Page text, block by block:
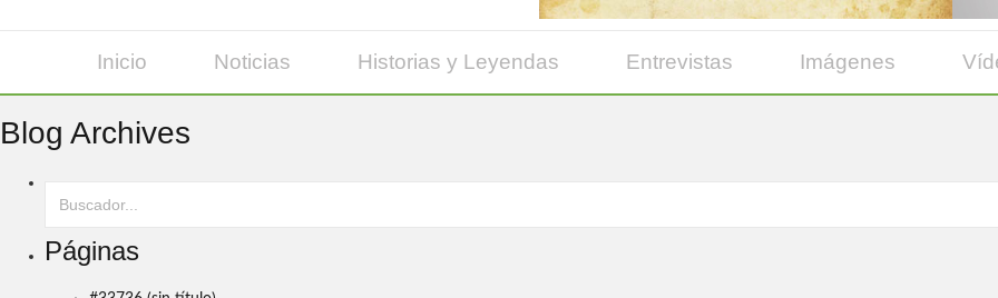
Inicio Noticias Historias y Leyendas Entrevistas Imágenes
Blog Archives
Páginas